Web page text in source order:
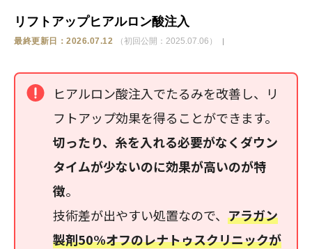
リフトアップヒアルロン酸注入
最終更新日：2026.07.12 （初回公開：2025.07.06）
ヒアルロン酸注入でたるみを改善し、リ
フトアップ効果を得ることができます。
切ったり、糸を入れる必要がなくダウン
タイムが少ないのに効果が高いのが特
徴。
技術差が出やすい処置なので、 アラガン
製剤50%オフのレナトゥスクリニックが
相談